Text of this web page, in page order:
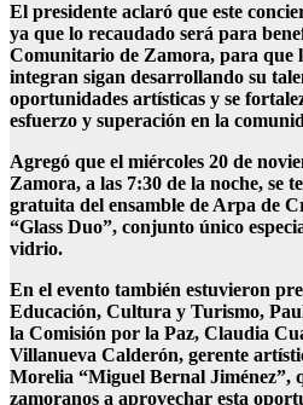
El presidente aclaró que este
ya que lo recaudado será para
Comunitario de Zamora, para que
integran sigan desarrollando su
oportunidades artísticas y se
esfuerzo y superación en la
Agregó que el miércoles 20 de
Zamora, a las 7:30 de la noche, se
gratuita del ensamble de Arpa de
“Glass Duo”, conjunto único
vidrio.
En el evento también estuvieron
Educación, Cultura y Turismo,
la Comisión por la Paz, Claudia
Villanueva Calderón, gerente
Morelia “Miguel Bernal Jiménez”,
zamoranos a aprovechar esta